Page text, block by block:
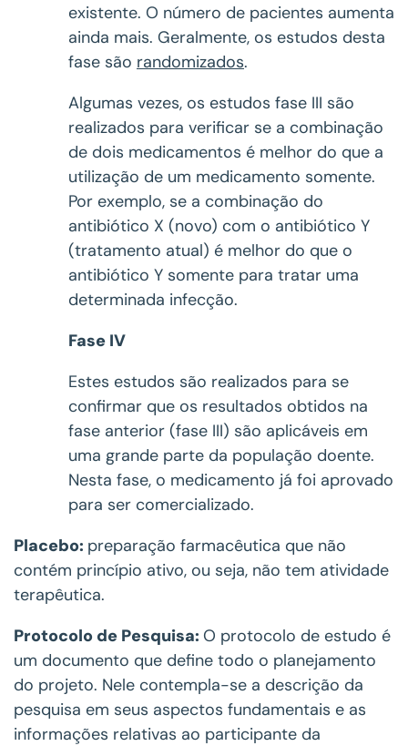
existente. O número de pacientes aumenta
ainda mais. Geralmente, os estudos desta
fase são randomizados.
Algumas vezes, os estudos fase III são
realizados para verificar se a combinação
de dois medicamentos é melhor do que a
utilização de um medicamento somente.
Por exemplo, se a combinação do
antibiótico X (novo) com o antibiótico Y
(tratamento atual) é melhor do que o
antibiótico Y somente para tratar uma
determinada infecção.
Fase IV
Estes estudos são realizados para se
confirmar que os resultados obtidos na
fase anterior (fase III) são aplicáveis em
uma grande parte da população doente.
Nesta fase, o medicamento já foi aprovado
para ser comercializado.
Placebo: preparação farmacêutica que não
contém princípio ativo, ou seja, não tem atividade
terapêutica.
Protocolo de Pesquisa: O protocolo de estudo é
um documento que define todo o planejamento
do projeto. Nele contempla-se a descrição da
pesquisa em seus aspectos fundamentais e as
informações relativas ao participante da